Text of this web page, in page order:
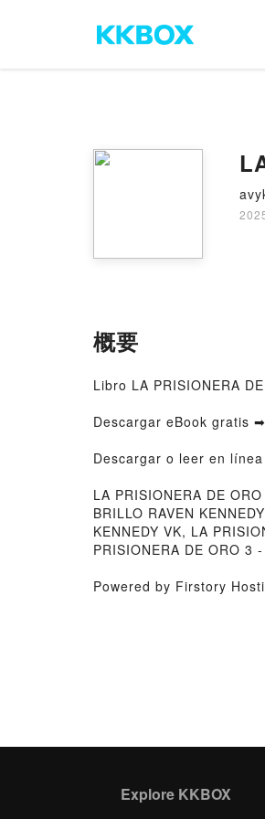
概要
Libro LA PRISIONERA
Descargar eBook gratis ➡
Descargar o leer en línea
LA PRISIONERA DE
BRILLO RAVEN
KENNEDY VK, LA
PRISIONERA DE ORO 3
Powered by Firstory
Explore KKBOX